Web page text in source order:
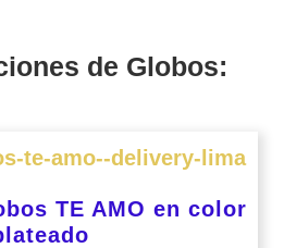
de Globos:
TE AMO en color